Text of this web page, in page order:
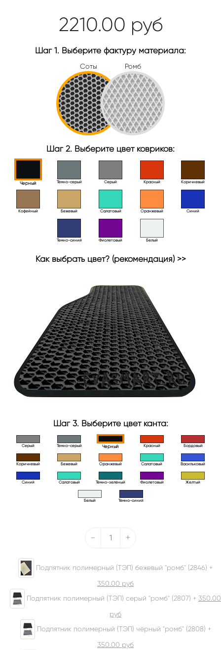
2210.00 руб
Шаг 1. Выберите фактуру материала:
Соты Ромб
Шаг 2. Выберите цвет ковриков:
Черный Тёмно-серый Серый Красный Коричневый
Кофейный Бежевый Салатовый Оранжевый Синий
Темно-синий Фиолетовый Белый
Как выбрать цвет? (рекомендация) >>
Шаг 3. Выберите цвет канта:
Серый Темно-серый Черный Красный Бордовый
Коричневый Бежевый Оранжевый Салатовый Васильковый
Синий Салатовый Тёмно-зелёный Фиолетовый Желтый
Белый Тёмно-синий
- +
Подпятник полимерный (ТЭП) бежевый "ромб" (2846) +
350.00 руб
Подпятник полимерный (ТЭП) серый "ромб" (2807) + 350.00
руб
Подпятник полимерный (ТЭП) чёрный "ромб" (2808) +
350.00 руб